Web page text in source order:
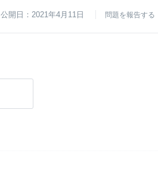
公開日：2021年4月11日 問題を報告する